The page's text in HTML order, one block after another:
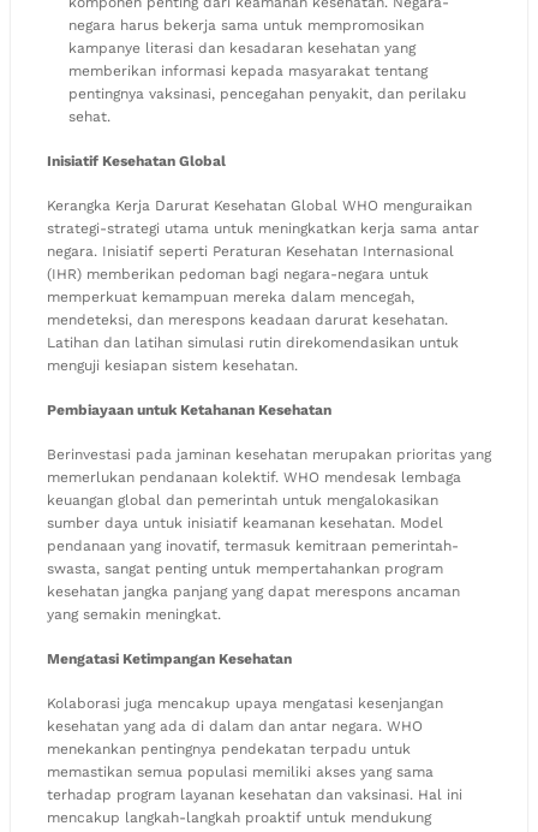
negara harus bekerja sama untuk mempromosikan
kampanye literasi dan kesadaran kesehatan yang
memberikan informasi kepada masyarakat tentang
pentingnya vaksinasi, pencegahan penyakit, dan perilaku
sehat.
Inisiatif Kesehatan Global
Kerangka Kerja Darurat Kesehatan Global WHO menguraikan
strategi-strategi utama untuk meningkatkan kerja sama antar
negara. Inisiatif seperti Peraturan Kesehatan Internasional
(IHR) memberikan pedoman bagi negara-negara untuk
memperkuat kemampuan mereka dalam mencegah,
mendeteksi, dan merespons keadaan darurat kesehatan.
Latihan dan latihan simulasi rutin direkomendasikan untuk
menguji kesiapan sistem kesehatan.
Pembiayaan untuk Ketahanan Kesehatan
Berinvestasi pada jaminan kesehatan merupakan prioritas yang
memerlukan pendanaan kolektif. WHO mendesak lembaga
keuangan global dan pemerintah untuk mengalokasikan
sumber daya untuk inisiatif keamanan kesehatan. Model
pendanaan yang inovatif, termasuk kemitraan pemerintah-
swasta, sangat penting untuk mempertahankan program
kesehatan jangka panjang yang dapat merespons ancaman
yang semakin meningkat.
Mengatasi Ketimpangan Kesehatan
Kolaborasi juga mencakup upaya mengatasi kesenjangan
kesehatan yang ada di dalam dan antar negara. WHO
menekankan pentingnya pendekatan terpadu untuk
memastikan semua populasi memiliki akses yang sama
terhadap program layanan kesehatan dan vaksinasi. Hal ini
mencakup langkah-langkah proaktif untuk mendukung